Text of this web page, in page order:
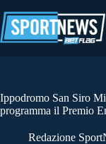
al
contenuto
Ippodromo San Siro
programma il Premio
Redazione